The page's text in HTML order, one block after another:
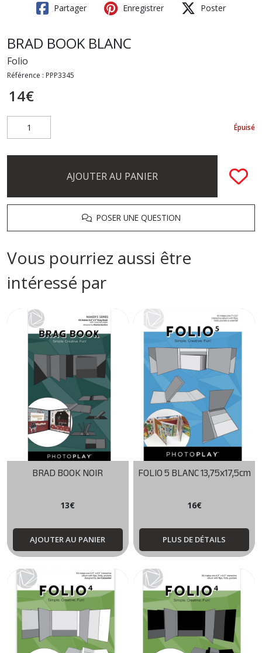
Partager Enregistrer Poster
BRAD BOOK BLANC
Folio
Référence : PPP3345
14€
Épuisé
AJOUTER AU PANIER
POSER UNE QUESTION
Vous pourriez aussi être
intéressé par
BRAD BOOK NOIR
13€
AJOUTER AU PANIER
FOLIO 5 BLANC 13,75x17,5cm
16€
PLUS DE DÉTAILS